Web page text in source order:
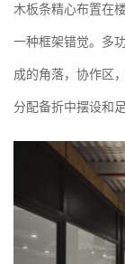
木板条精心布置在
一种框架错觉。多
成的角落，协作区
分配备折中摆设和